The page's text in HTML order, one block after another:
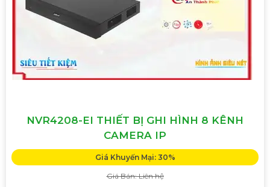
NVR4208-EI THIẾT BỊ GHI HÌNH 8 KÊNH
CAMERA IP
Giá Khuyến Mại: 30%
Giá Bán: Liên hệ